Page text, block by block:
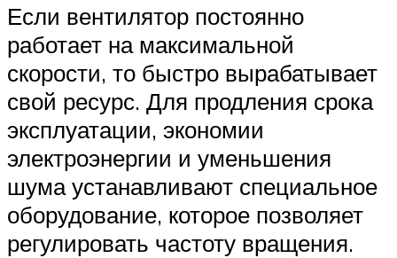
Если вентилятор постоянно
работает на максимальной
скорости, то быстро вырабатывает
свой ресурс. Для продления срока
эксплуатации, экономии
электроэнергии и уменьшения
шума устанавливают специальное
оборудование, которое позволяет
регулировать частоту вращения.